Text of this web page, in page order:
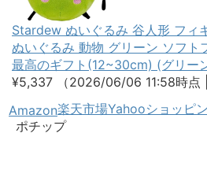
Stardew ぬいぐるみ 谷人形 フィ
ぬいぐるみ 動物 グリーン ソフト
最高のギフト(12~30cm) (グリー
¥5,337
（2026/06/06 11:58時点
Amazon楽天市場Yahooショッピ
ポチップ